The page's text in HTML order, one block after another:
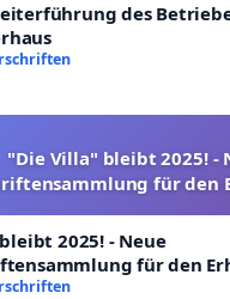
des
"Die Villa" bleibt 2025! -
für den
2025! - Neue
für den